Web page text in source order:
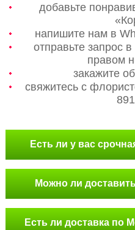
добавьте
напишите нам в
отправьте запрос
правом
закажите
свяжитесь с
Есть ли у вас
Можно ли
Есть ли доставка по